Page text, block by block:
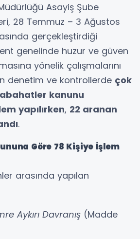
Asayiş Şube
28 Temmuz – 3 Ağustos
gerçekleştirdiği
genelinde huzur ve güven
yönelik çalışmalarını
denetim ve kontrollerde çok
kanunu
yapılırken, 22 aranan
.
Göre 78 Kişiye İşlem
arasında yapılan
Aykırı Davranış (Madde